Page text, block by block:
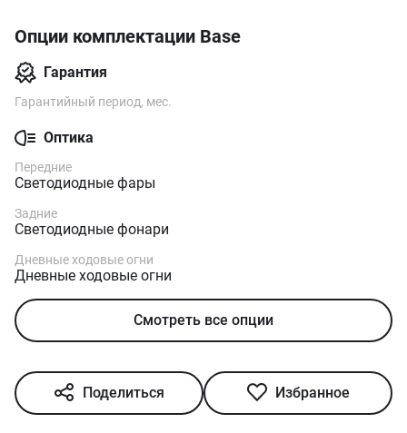
Опции комплектации Base
Гарантия
Гарантийный период, мес.
Оптика
Передние
Светодиодные фары
Задние
Светодиодные фонари
Дневные ходовые огни
Дневные ходовые огни
Смотреть все опции
Поделиться Избранное